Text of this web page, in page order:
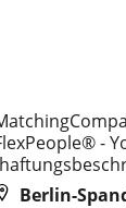
-
Berlin-